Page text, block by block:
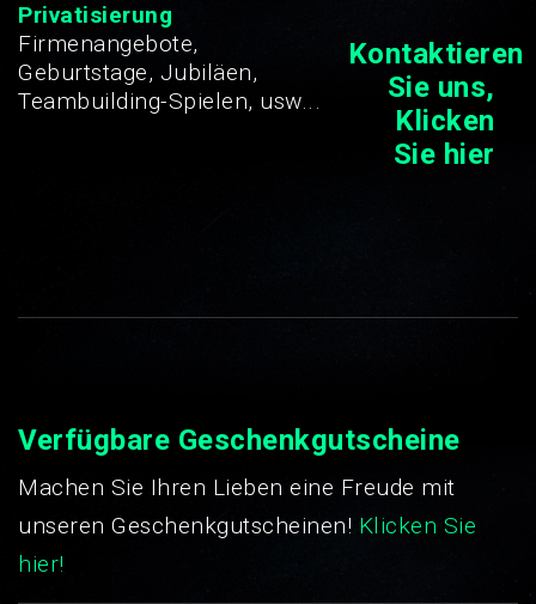
Privatisierung
Firmenangebote,
Geburtstage, Jubiläen,
Teambuilding-Spielen, usw...
Kontaktieren
Sie uns,
Klicken
Sie hier
Verfügbare Geschenkgutscheine
Machen Sie Ihren Lieben eine Freude mit
unseren Geschenkgutscheinen! Klicken Sie
hier!